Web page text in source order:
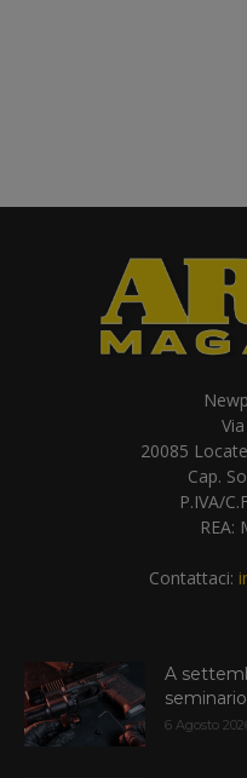
20085
Cap.
P.IVA/
REA:
Contattaci:
A
6 Agosto